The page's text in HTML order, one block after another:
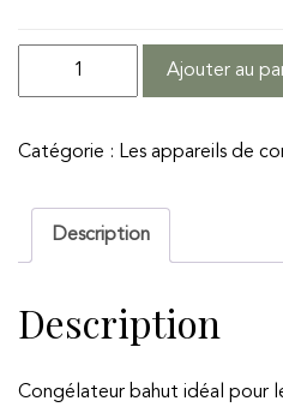
quantité
de
bahut
Ajouter au
Catégorie : Les appareils de
Description
Description
Congélateur bahut idéal pour